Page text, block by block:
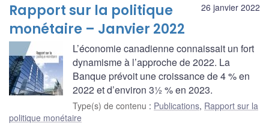
26 janvier 2022
Rapport sur la politique
monétaire – Janvier 2022
L’économie canadienne connaissait un fort
dynamisme à l’approche de 2022. La
Banque prévoit une croissance de 4 % en
2022 et d’environ 3½ % en 2023.
Type(s) de contenu : Publications, Rapport sur la
politique monétaire